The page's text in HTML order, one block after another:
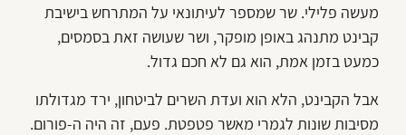
מעשה פלילי. שר שמספר לעיתונאי על המתרחש בישיבת
קבינט מתנהג באופן מופקר, ושר שעושה זאת בסמסים,
כמעט בזמן אמת, הוא גם לא חכם גדול.
אבל הקבינט, הלא הוא ועדת השרים לביטחון, ירד מגדולתו
מסיבות שונות לגמרי מאשר פטפטת. פעם, זה היה ה-פורום.